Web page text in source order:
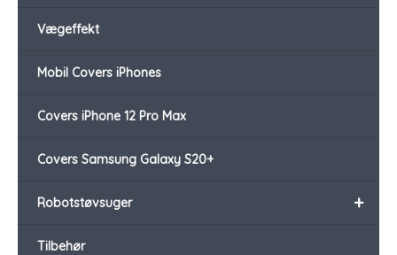
Vægeffekt
Mobil Covers iPhones
Covers iPhone 12 Pro Max
Covers Samsung Galaxy S20+
+
Robotstøvsuger
Tilbehør